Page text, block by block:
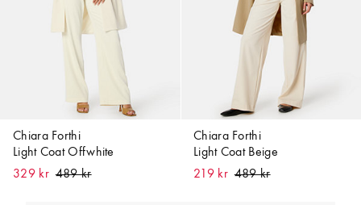
Chiara Forthi
Light Coat Offwhite
329 kr
Chiara Forthi
Light Coat Beige
219 kr